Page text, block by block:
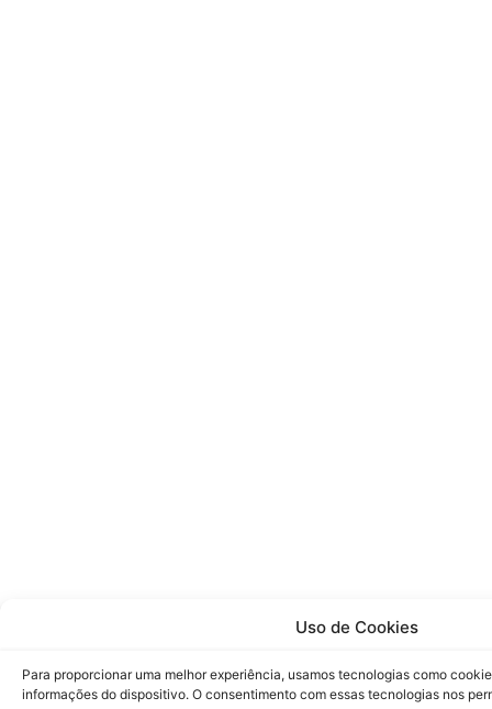
Uso de Cookies
Para proporcionar uma melhor experiência, usamos tecnologias como
informações do dispositivo. O consentimento com essas tecnologias nos